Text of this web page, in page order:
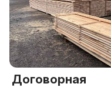
Договорная